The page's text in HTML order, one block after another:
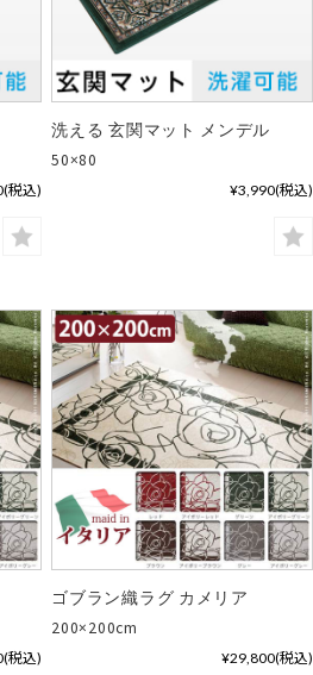
(税込)
洗える 玄関マット メンデル
50×80
¥3,990(税込)
(税込)
ゴブラン織ラグ カメリア
200×200cm
¥29,800(税込)